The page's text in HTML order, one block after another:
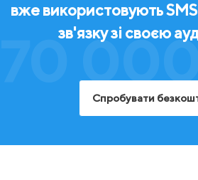
70
вже використовують
зв'язку зі своєю
Спробувати